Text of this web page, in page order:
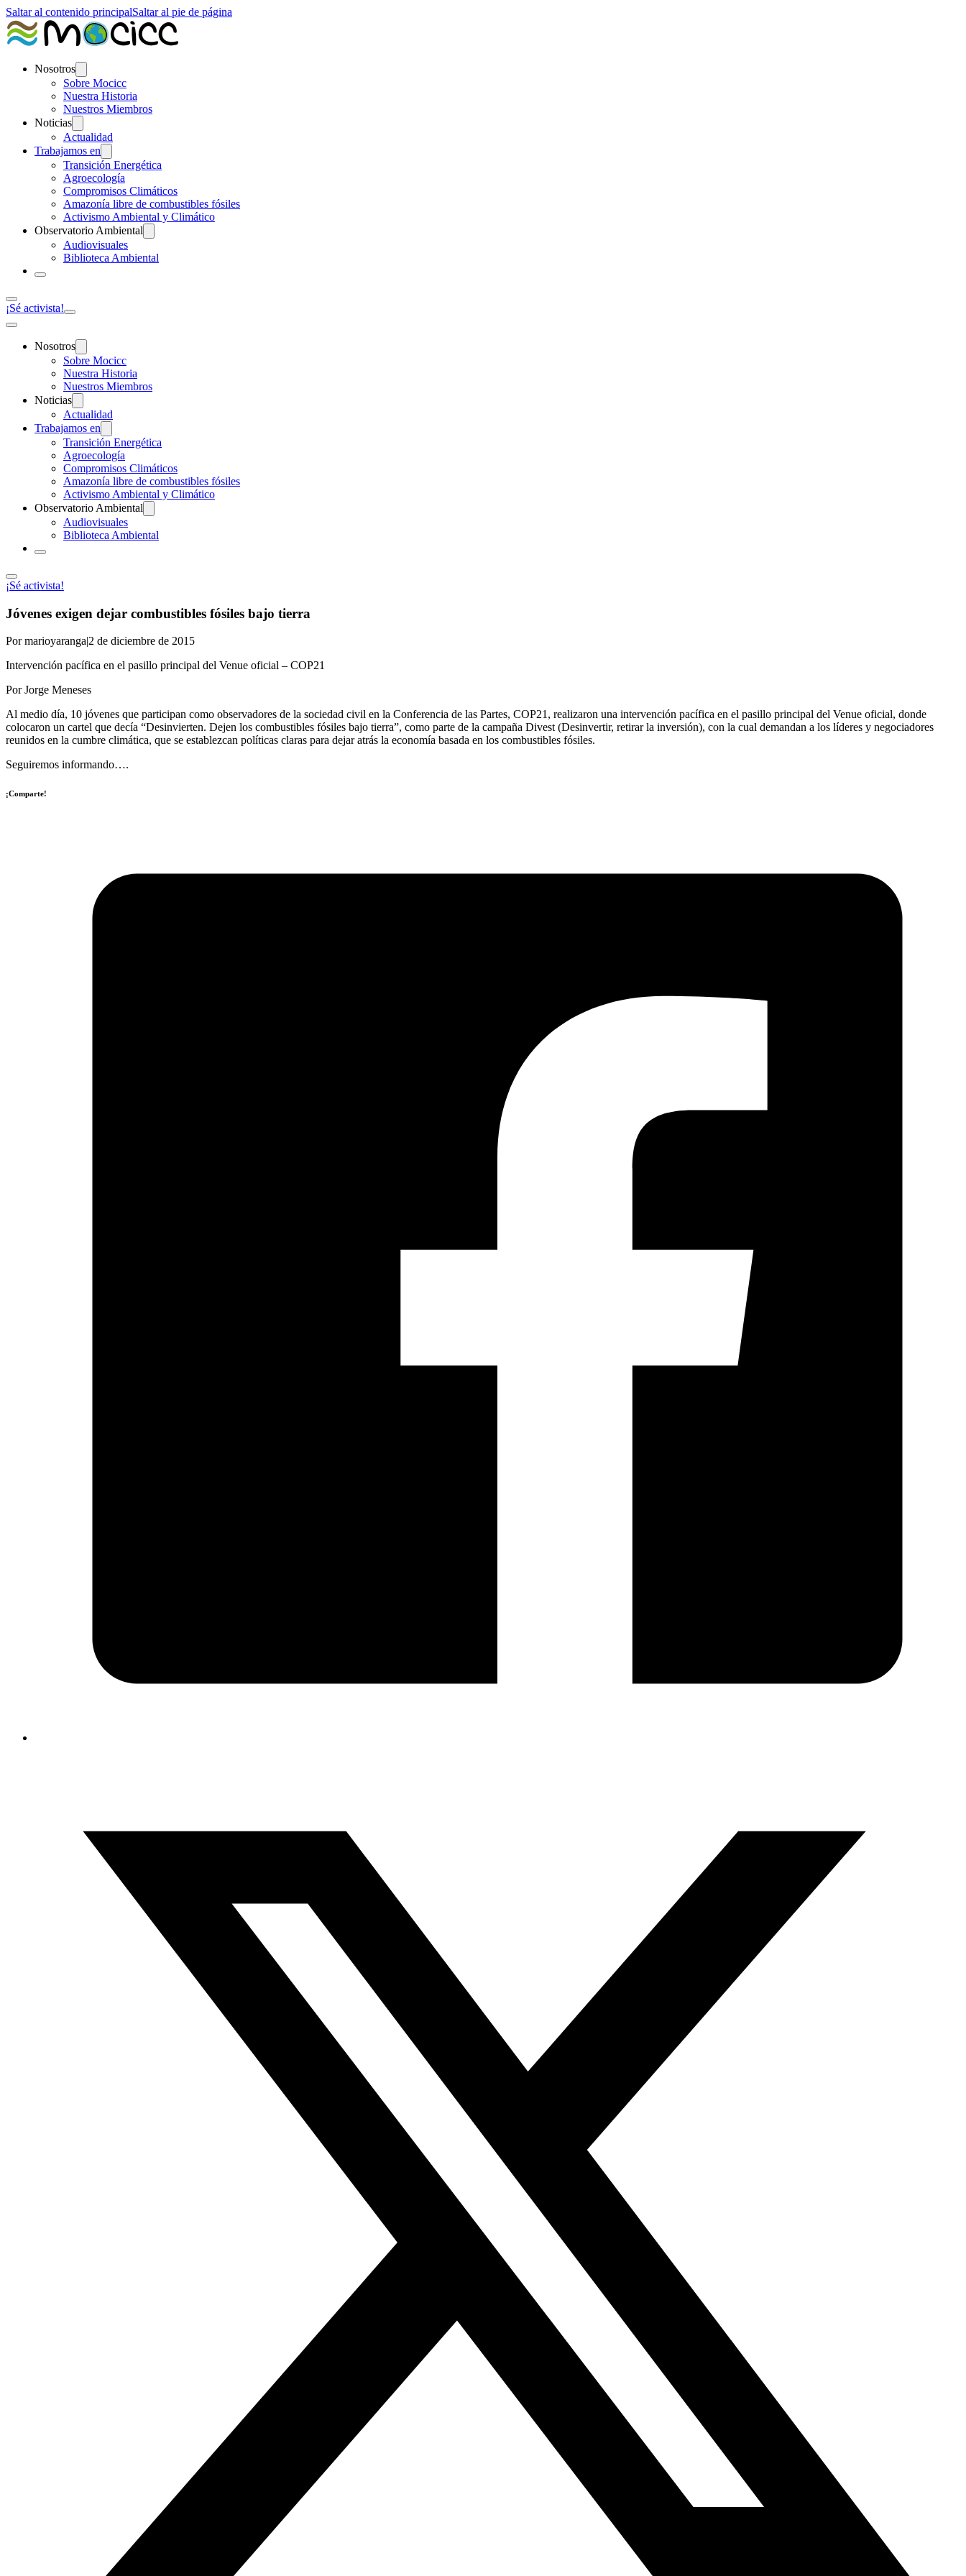
Saltar al contenido principalSaltar al pie de página
Nosotros
Sobre Mocicc
Nuestra Historia
Nuestros Miembros
Noticias
Actualidad
Trabajamos en
Transición Energética
Agroecología
Compromisos Climáticos
Amazonía libre de combustibles fósiles
Activismo Ambiental y Climático
Observatorio Ambiental
Audiovisuales
Biblioteca Ambiental
¡Sé activista!
Nosotros
Sobre Mocicc
Nuestra Historia
Nuestros Miembros
Noticias
Actualidad
Trabajamos en
Transición Energética
Agroecología
Compromisos Climáticos
Amazonía libre de combustibles fósiles
Activismo Ambiental y Climático
Observatorio Ambiental
Audiovisuales
Biblioteca Ambiental
¡Sé activista!
Jóvenes exigen dejar combustibles fósiles bajo tierra
Por marioyaranga|2 de diciembre de 2015
Intervención pacífica en el pasillo principal del Venue oficial – COP21
Por Jorge Meneses
Al medio día, 10 jóvenes que participan como observadores de la sociedad civil en la Conferencia de las Partes, COP21, realizaron una intervención pacífica en el pasillo principal del Venue oficial, donde
colocaron un cartel que decía “Desinvierten. Dejen los combustibles fósiles bajo tierra”, como parte de la campaña Divest (Desinvertir, retirar la inversión), con la cual demandan a los líderes y negociadores
reunidos en la cumbre climática, que se establezcan políticas claras para dejar atrás la economía basada en los combustibles fósiles.
Seguiremos informando….
¡Comparte!